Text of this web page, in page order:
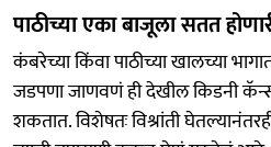
पाठीच्या एका बाजूला सतत
कंबरेच्या किंवा पाठीच्या खालच्या
जडपणा जाणवणं ही देखील किडनी
शकतात. विशेषतः विश्रांती